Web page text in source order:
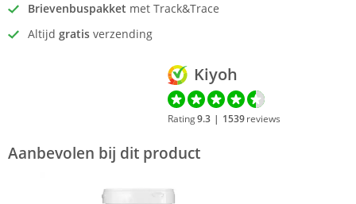
Brievenbuspakket met Track&Trace
Altijd gratis verzending
Kiyoh
Rating9.3 | 1539reviews
Aanbevolen bij dit product